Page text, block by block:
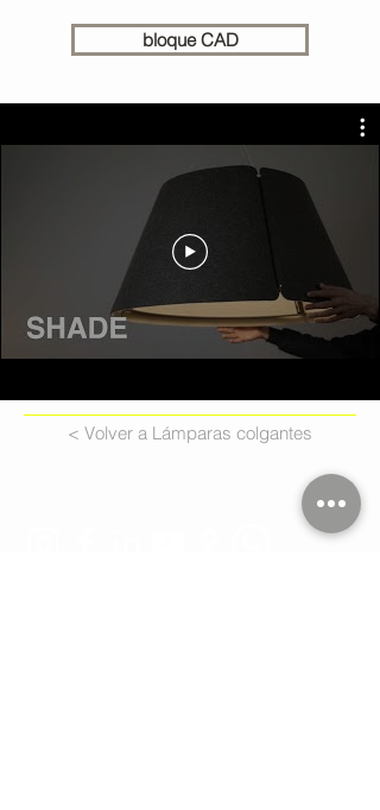
bloque CAD
< Volver a Lámparas colgantes